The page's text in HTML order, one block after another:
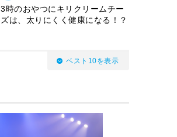
3時のおやつにキリクリームチー
ズは、太りにくく健康になる！？
ベスト10を表示